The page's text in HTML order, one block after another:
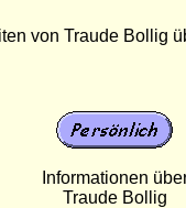
von Traude Bollig
Informationen
Traude Bollig